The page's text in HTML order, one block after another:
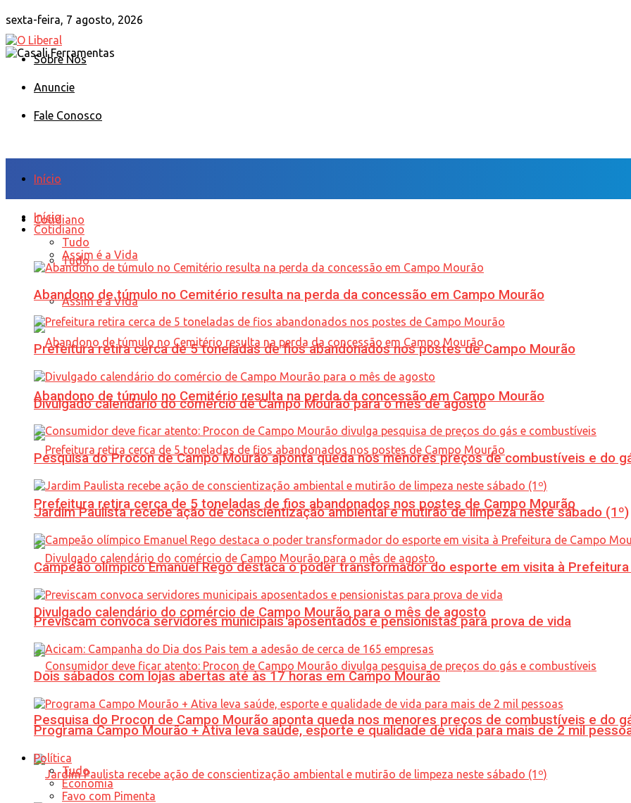
sexta-feira, 7 agosto, 2026
Sobre Nós
Anuncie
Fale Conosco
Início
Cotidiano
Tudo
Assim é a Vida
Abandono de túmulo no Cemitério resulta na perda da concessão em Campo Mourão
Prefeitura retira cerca de 5 toneladas de fios abandonados nos postes de Campo Mourão
Divulgado calendário do comércio de Campo Mourão para o mês de agosto
Pesquisa do Procon de Campo Mourão aponta queda nos menores preços de combustíveis e do
Início
Cotidiano
Tudo
Assim é a Vida
Abandono de túmulo no Cemitério resulta na perda da concessão em Campo Mourão
Prefeitura retira cerca de 5 toneladas de fios abandonados nos postes de Campo Mourão
Divulgado calendário do comércio de Campo Mourão para o mês de agosto
Pesquisa do Procon de Campo Mourão aponta queda nos menores preços de combustíveis e do
Jardim Paulista recebe ação de conscientização ambiental e mutirão de limpeza neste sábado (1º)
Campeão olímpico Emanuel Rego destaca o poder transformador do esporte em visita à
Previscam convoca servidores municipais aposentados e pensionistas para prova de vida
Dois sábados com lojas abertas até às 17 horas em Campo Mourão
Programa Campo Mourão + Ativa leva saúde, esporte e qualidade de vida para mais de 2 mil
Política
Tudo
Economia
Favo com Pimenta